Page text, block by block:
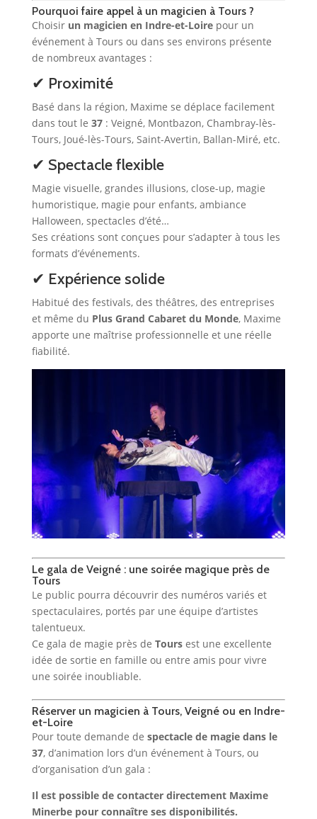
Pourquoi faire appel à un magicien à Tours ?
Choisir un magicien en Indre-et-Loirepour un
événement à Tours ou dans ses environs présente
de nombreux avantages :
✔ Proximité
Basé dans la région, Maxime se déplace facilement
dans tout le 37: Veigné, Montbazon, Chambray-lès-
Tours, Joué-lès-Tours, Saint-Avertin, Ballan-Miré, etc.
✔ Spectacle flexible
Magie visuelle, grandes illusions, close-up, magie
humoristique, magie pour enfants, ambiance
Halloween, spectacles d’été…
Ses créations sont conçues pour s’adapter à tous les
formats d’événements.
✔ Expérience solide
Habitué des festivals, des théâtres, des entreprises
et même du Plus Grand Cabaret du Monde, Maxime
apporte une maîtrise professionnelle et une réelle
fiabilité.
Le gala de Veigné : une soirée magique près de
Tours
Le public pourra découvrir des numéros variés et
spectaculaires, portés par une équipe d’artistes
talentueux.
Ce gala de magie près de Toursest une excellente
idée de sortie en famille ou entre amis pour vivre
une soirée inoubliable.
Réserver un magicien à Tours, Veigné ou en Indre-
et-Loire
Pour toute demande de spectacle de magie dans le
37, d’animation lors d’un événement à Tours, ou
d’organisation d’un gala :
Il est possible de contacter directement Maxime
Minerbe pour connaître ses disponibilités.